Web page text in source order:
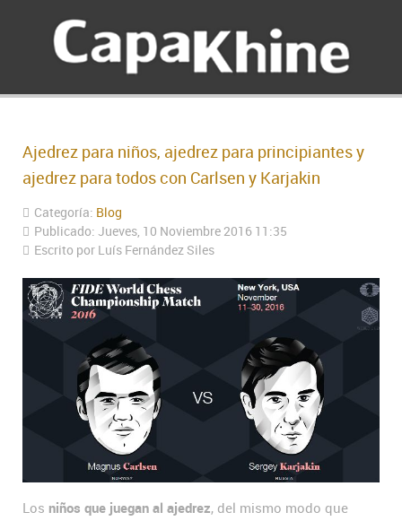
Ajedrez para niños, ajedrez para principiantes y
ajedrez para todos con Carlsen y Karjakin
Categoría: Blog
Publicado: Jueves, 10 Noviembre 2016 11:35
Escrito por Luís Fernández Siles
Los niños que juegan al ajedrez, del mismo modo que